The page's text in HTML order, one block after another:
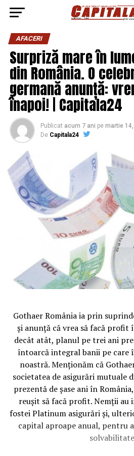
AFACERI
Surpriză mare în
din România. O
germană anunță:
înapoi! | Capitala24
Publicat acum 7 ani pe martie
De Capitala24
Gothaer România ia prin
și anunță că vrea să facă profit
decât atât, planul pe trei ani
întoarcă integral banii pe care
noastră. Menționăm că
societatea de asigurări mutuale
prezentă de șase ani în
reușit să facă profit. Nemții
fostei Platinum asigurări și,
capital aproape anual, pentru